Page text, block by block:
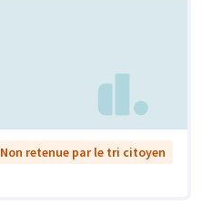
Non retenue par le tri citoyen